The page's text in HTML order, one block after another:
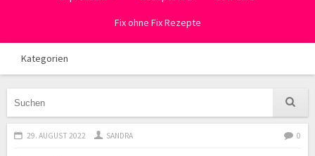
Fix ohne Fix Rezepte
Kategorien
29. AUGUST 2022 SANDRA 0